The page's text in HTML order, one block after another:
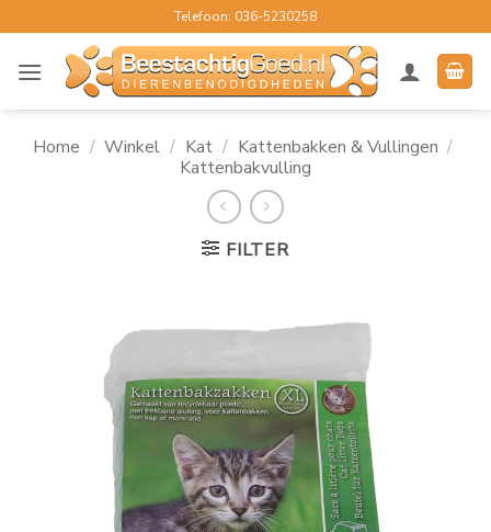
naar
inhoud
Telefoon: 036-5230258
Home / Winkel / Kat / Kattenbakken & Vullingen /
Kattenbakvulling
FILTER